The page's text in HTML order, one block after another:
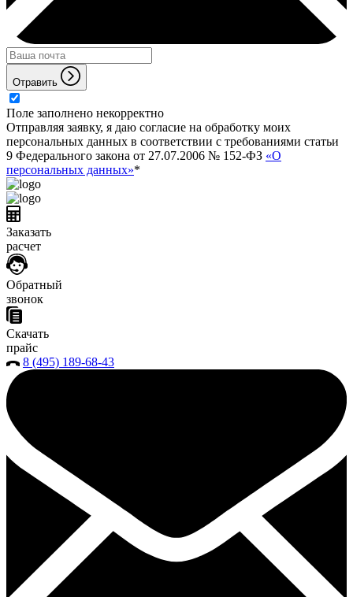
Отравить
Поле заполнено некорректно
Отправляя заявку, я даю согласие на обработку моих
персональных данных в соответствии с требованиями статьи
9 Федерального закона от 27.07.2006 № 152-ФЗ «О
персональных данных»*
Заказать
расчет
Обратный
звонок
Скачать
прайс
8 (495) 189-68-43